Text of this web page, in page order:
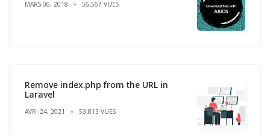
MARS 06, 2018 56,567 VUES
Remove index.php from the URL in
Laravel
AVR. 24, 2021 53,813 VUES